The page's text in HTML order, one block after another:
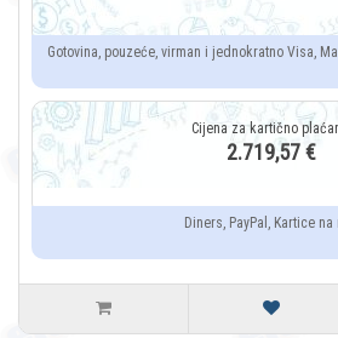
Gotovina, pouzeće, virman i jednokratno Visa,
2.719,57 €
Diners, PayPal, Kartice na